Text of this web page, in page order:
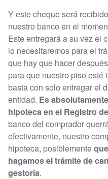
Y este cheque será
nuestro banco en el
Este entregará a su vez el
lo necesitaremos para el
que hay que hacer
para que nuestro piso esté
basta con solo entregar el
entidad. Es
hipoteca en el Registro
banco del comprador
efectivamente, nuestro
hipoteca, posiblemente
hagamos el trámite de
gestoría.